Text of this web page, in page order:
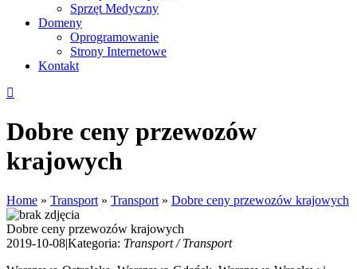
Sprzęt Medyczny
Domeny
Oprogramowanie
Strony Internetowe
Kontakt
Dobre ceny przewozów
krajowych
Home » Transport » Transport » Dobre ceny przewozów krajowych
Dobre ceny przewozów krajowych
2019-10-08|Kategoria: Transport / Transport